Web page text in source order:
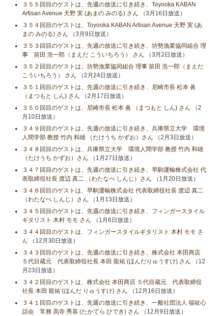
３５５回目のゲストは、先週の放送に引き続き、Toyooka KABAN
Artisan Avenue 天野 実 (あまの みのる) さん （3月16日放送）
３５４回目のゲストは、Toyooka KABAN Artisan Avenue 天野 実 (あ
まの みのる) さん （3月9日放送）
３５３回目のゲストは、先週の放送に引き続き、坊勢漁業協同組合 理
事 前田 浩一郎（まえだ こういちろう） さん （3月2日放送）
３５２回目のゲストは、坊勢漁業協同組合 理事 前田 浩一郎（まえだ
こういちろう） さん （2月24日放送）
３５１回目のゲストは、先週の放送に引き続き、尼崎市長 松本 眞
（まつもと しん) さん （2月17日放送）
３５０回目のゲストは、尼崎市長 松本 眞 （まつもと しん) さん （2
月10日放送）
３４９回目のゲストは、先週の放送に引き続き、兵庫県立大学 環境
人間学部 教授 竹内 和雄 （たけうち かずお）さん （2月3日放送）
３４８回目のゲストは、兵庫県立大学 環境人間学部 教授 竹内 和雄
（たけうち かずお）さん （1月27日放送）
３４７回目のゲストは、先週の放送に引き続き、早駒運輸株式会社 代
表取締役社長 渡辺 真二 （わたなべ しんじ）さん （1月20日放送）
３４６回目のゲストは、早駒運輸株式会社 代表取締役社長 渡辺 真二
（わたなべ しんじ）さん （1月13日放送）
３４５回目のゲストは、先週の放送に引き続き、フィンガースタイル
ギタリスト 木村 モモ さん （1月6日放送）
３４４回目のゲストは、フィンガースタイルギタリスト 木村 モモ さ
ん （12月30日放送）
３４３回目のゲストは、先週の放送に引き続き、株式会社 本田商店
５代目蔵元 代表取締役社長 本田 龍祐 (ほんだりゅうすけ) さん （12
月23日放送）
３４２回目のゲストは、株式会社 本田商店 ５代目蔵元 代表取締役
社長 本田 龍祐 (ほんだ りゅうすけ) さん （12月16日放送）
３４１回目のゲストは、先週の放送に引き続き、一般社団法人 福祉心
話会 常務 高寺 秀喜 (たかてら ひでき) さん （12月9日放送）